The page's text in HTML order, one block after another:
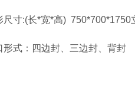
:(长*宽*高) 750*700*1750
：四边封、三边封、背封